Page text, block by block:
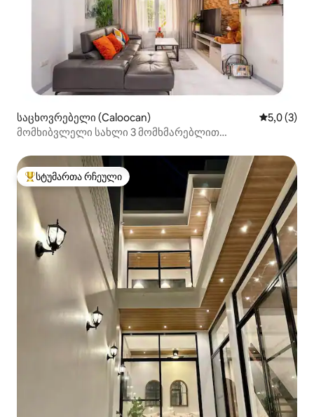
საცხოვრებელი (Caloocan) საშუალო
5,0 (3)
მომხიბვლელი სახლი 3 მომხმარებლით
სტუმართა რჩეული მოწინავე ვარიანტი
სტუმართა რჩეული